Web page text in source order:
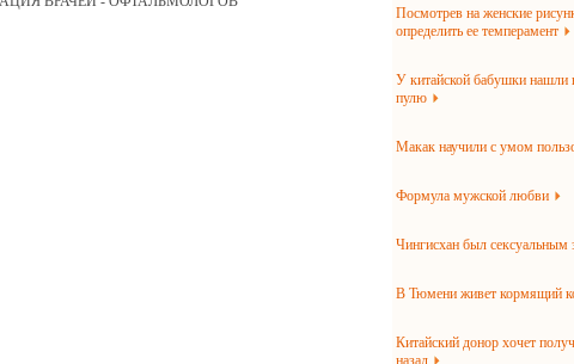
Посмотрев на женские
определить ее темперамент
У китайской бабушки нашли
пулю
Макак научили с умом
Формула мужской любви
Чингисхан был сексуальным
В Тюмени живет кормящий
Китайский донор хочет